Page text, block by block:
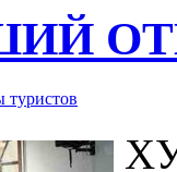
туристов